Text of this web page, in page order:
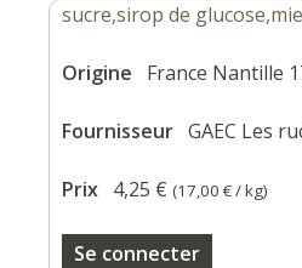
sucre,sirop de
Origine France Nantille
Fournisseur GAEC Les
Prix 4,25 € (17,00 €/ kg)
Se connecter